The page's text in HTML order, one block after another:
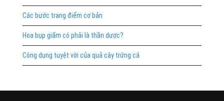
Các bước trang điểm cơ bản
Hoa bụp giấm có phải là thần dược?
Công dụng tuyệt vời của quả cây trứng cá